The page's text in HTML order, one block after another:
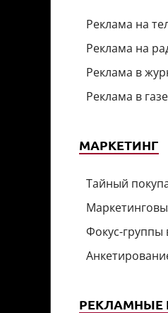
Реклама на
Реклама на
Реклама в
Реклама в
МАРКЕТИНГ
Тайный
Фокус-
РЕКЛАМНЫЕ